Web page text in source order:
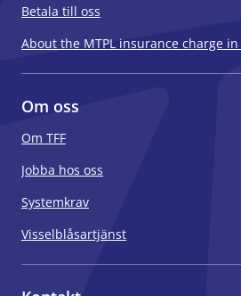
Betala till oss
About the MTPL insurance charge
Om oss
Om TFF
Jobba hos oss
Systemkrav
Visselblåsartjänst